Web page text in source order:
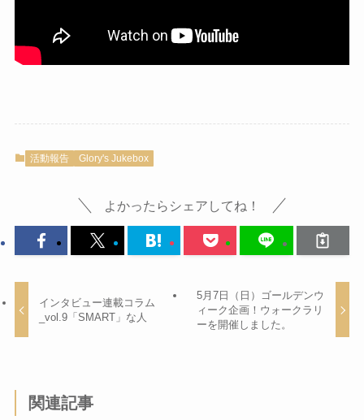
活動報告 Glory's Jukebox
よかったらシェアしてね！
インタビュー連載コラム
_vol.9「SMART」な人
5月7日（日）ゴールデンウ
ィーク企画！ウォークラリ
ーを開催しました。
関連記事